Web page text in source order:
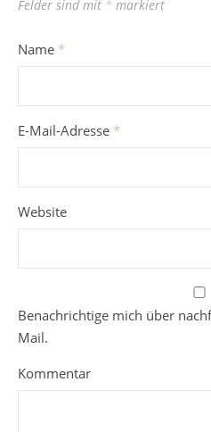
Felder sind mit * markiert
Name *
E-Mail-Adresse *
Website
Benachrichtige mich über
Mail.
Kommentar